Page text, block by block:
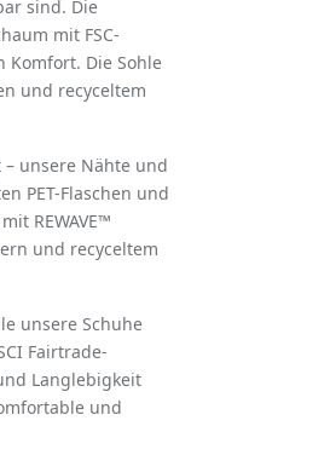
sind. Die
mit FSC-
Die Sohle
und recyceltem
unsere Nähte und
PET-Flaschen und
REWAVE™
und recyceltem
unsere Schuhe
Fairtrade-
Langlebigkeit
und